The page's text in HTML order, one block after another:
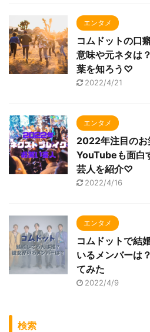
エンタメ
コムドットの口
意味や元ネタは
葉を知ろう♡
2022/4/21
エンタメ
2022年注目のお
YouTubeも面白
芸人を紹介♡
2022/4/16
エンタメ
コムドットで結
いるメンバーは
てみた
2022/4/9
検索